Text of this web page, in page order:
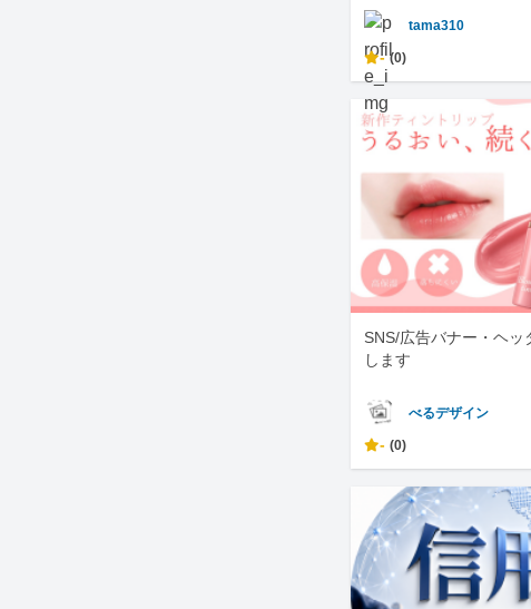
tama310
- (0)
SNS/広告バナー・ヘッ
します
べるデザイン
- (0)